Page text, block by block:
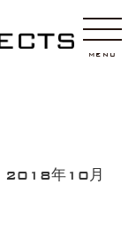
MENU
2018年10月